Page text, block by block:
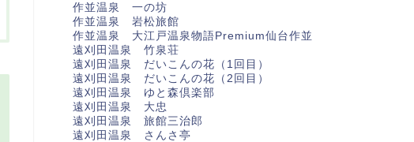
作並温泉 一の坊
作並温泉 岩松旅館
作並温泉 大江戸温泉物語Premium仙台作並
遠刈田温泉 竹泉荘
遠刈田温泉 だいこんの花（1回目）
遠刈田温泉 だいこんの花（2回目）
遠刈田温泉 ゆと森倶楽部
遠刈田温泉 大忠
遠刈田温泉 旅館三治郎
遠刈田温泉 さんさ亭